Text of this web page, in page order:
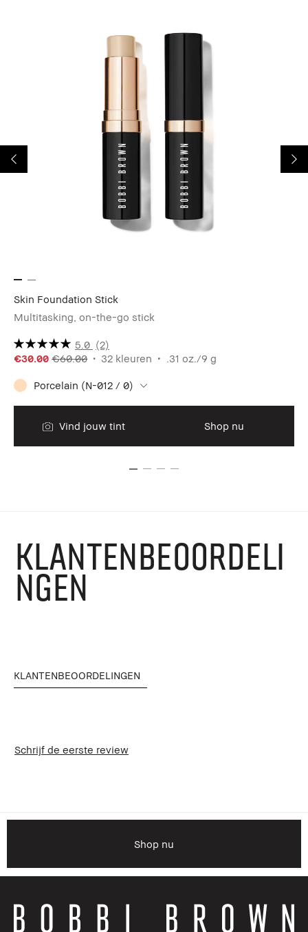
Skin Foundation Stick
Multitasking, on-the-go stick
5.0 (2)
€30.00 €60.00 32 kleuren .31 oz./9 g
Porcelain (N-012 / 0)
Vind jouw tint Shop nu
KLANTENBEOORDELI
NGEN
KLANTENBEOORDELINGEN
Schrijf de eerste review
Shop nu